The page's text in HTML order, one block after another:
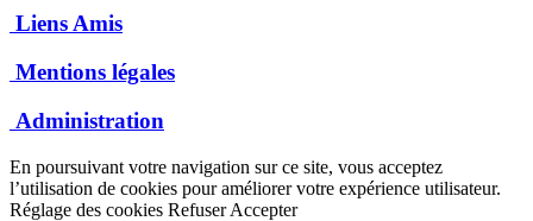
Liens Amis
Mentions légales
Administration
En poursuivant votre navigation sur ce site, vous acceptez
l’utilisation de cookies pour améliorer votre expérience utilisateur.
Réglage des cookies Refuser Accepter